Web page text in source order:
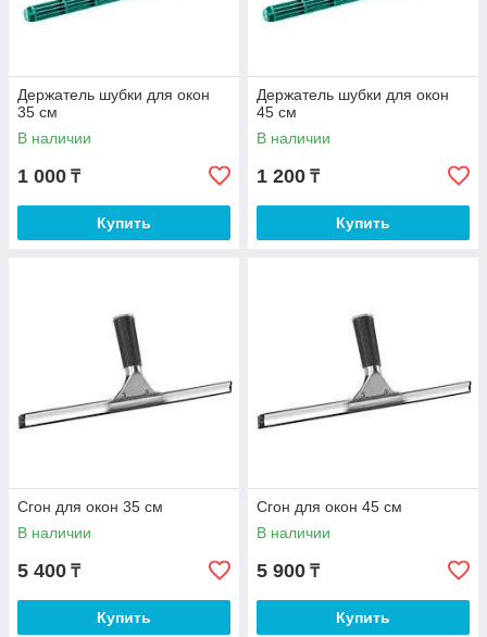
Держатель шубки для окон
35 см
В наличии
1 000 ₸
Купить
Держатель шубки для окон
45 см
В наличии
1 200 ₸
Купить
Сгон для окон 35 см
В наличии
5 400 ₸
Купить
Сгон для окон 45 см
В наличии
5 900 ₸
Купить